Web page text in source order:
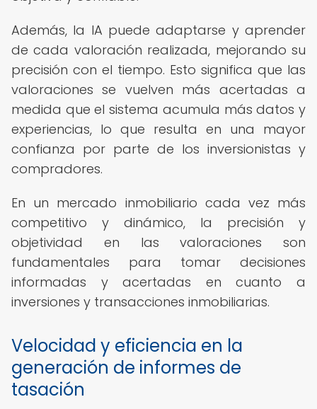
Además, la IA puede adaptarse y aprender
de cada valoración realizada, mejorando su
precisión con el tiempo. Esto significa que las
valoraciones se vuelven más acertadas a
medida que el sistema acumula más datos y
experiencias, lo que resulta en una mayor
confianza por parte de los inversionistas y
compradores.
En un mercado inmobiliario cada vez más
competitivo y dinámico, la precisión y
objetividad en las valoraciones son
fundamentales para tomar decisiones
informadas y acertadas en cuanto a
inversiones y transacciones inmobiliarias.
Velocidad y eficiencia en la
generación de informes de
tasación